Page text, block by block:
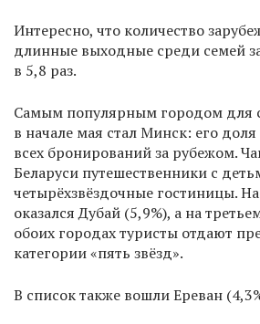
Интересно, что количество
длинные выходные среди семей
в 5,8 раз.
Самым популярным городом для
в начале мая стал Минск: его доля
всех бронирований за рубежом.
Беларуси путешественники с
четырёхзвёздочные гостиницы.
оказался Дубай (5,9%), а на
обоих городах туристы отдают
категории «пять звёзд».
В список также вошли Ереван